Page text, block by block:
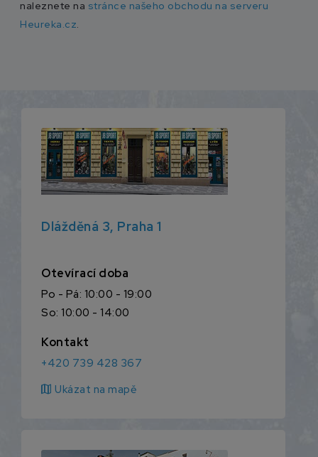
naleznete na stránce našeho obchodu na serveru
Heureka.cz.
Dlážděná 3, Praha 1
Otevírací doba
Po - Pá: 10:00 - 19:00
So: 10:00 - 14:00
Kontakt
+420 739 428 367
map Ukázat na mapě